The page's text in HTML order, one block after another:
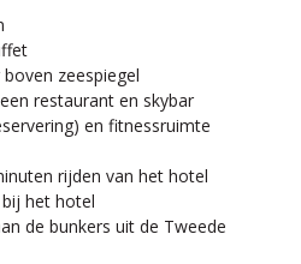
zeespiegel
restaurant en skybar
en fitnessruimte
rijden van het hotel
het hotel
de bunkers uit de Tweede